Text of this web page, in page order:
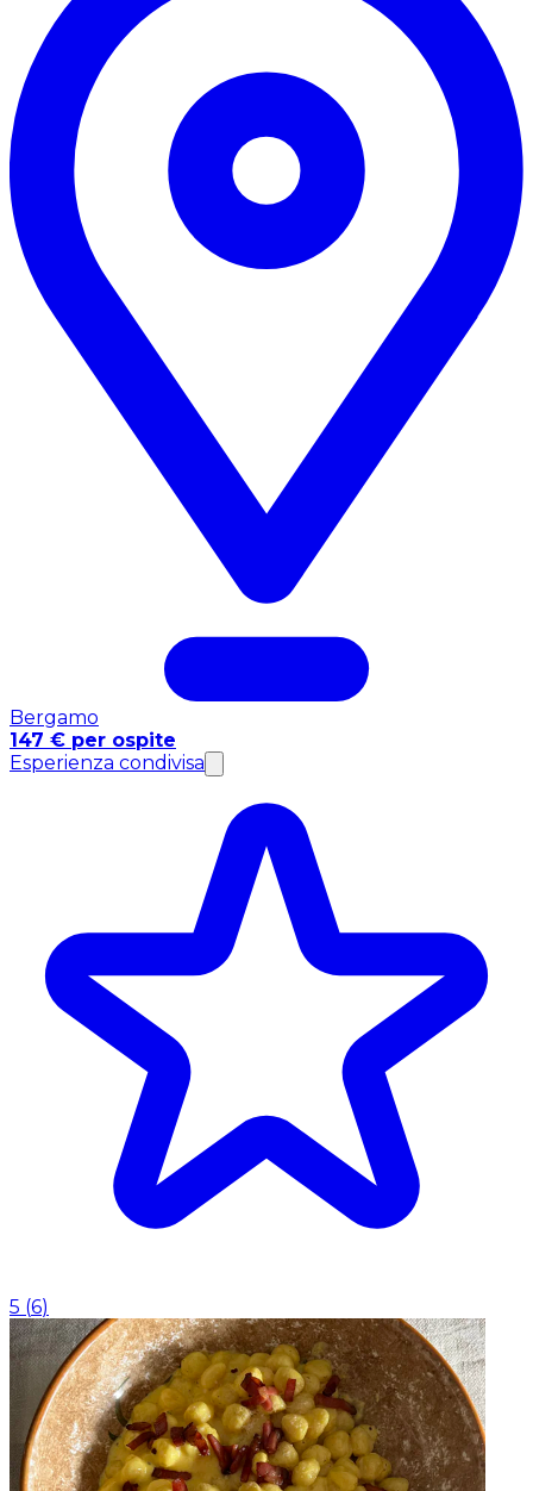
Bergamo
147 € per ospite
Esperienza condivisa
5 (6)